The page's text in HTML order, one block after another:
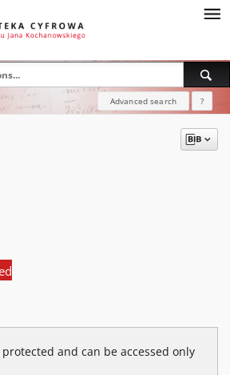
Advanced search ?
and can be accessed only